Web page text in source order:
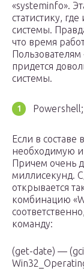
«systeminfo».
статистику,
системы.
что время
Пользователям
придется
системы.
Powershell;
Если в
необходимую
Причем очень
миллисекунд.
открывается
комбинацию
команду:
(get-date) —